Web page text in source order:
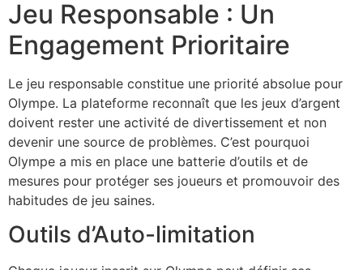
Jeu Responsable : Un
Engagement Prioritaire
Le jeu responsable constitue une priorité absolue pour
Olympe. La plateforme reconnaît que les jeux d’argent
doivent rester une activité de divertissement et non
devenir une source de problèmes. C’est pourquoi
Olympe a mis en place une batterie d’outils et de
mesures pour protéger ses joueurs et promouvoir des
habitudes de jeu saines.
Outils d’Auto-limitation